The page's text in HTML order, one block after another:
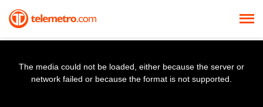
The media could not be loaded, either because the server or
network failed or because the format is not supported.